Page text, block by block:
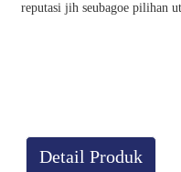
reputasi jih seubagoe pilihan
Detail Produk